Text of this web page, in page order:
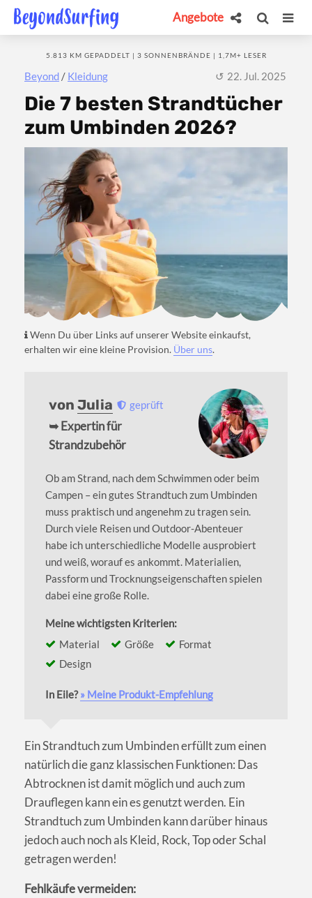
Angebote
Beyond / Kleidung
5.813 KM GEPADDELT | 3 SONNENBRÄNDE | 1,7M+ LESER
22. Jul. 2025
Die 7 besten Strandtücher
zum Umbinden 2026?
Wenn Du über Links auf unserer Website einkaufst,
erhalten wir eine kleine Provision. Über uns.
vonJulia geprüft
➥ Expertin für
Strandzubehör
Ob am Strand, nach dem Schwimmen oder beim
Campen – ein gutes Strandtuch zum Umbinden
muss praktisch und angenehm zu tragen sein.
Durch viele Reisen und Outdoor-Abenteuer
habe ich unterschiedliche Modelle ausprobiert
und weiß, worauf es ankommt. Materialien,
Passform und Trocknungseigenschaften spielen
dabei eine große Rolle.
Meine wichtigsten Kriterien:
Material
Größe
Format
Design
In Eile?» Meine Produkt-Empfehlung
Ein Strandtuch zum Umbinden erfüllt zum einen
natürlich die ganz klassischen Funktionen: Das
Abtrocknen ist damit möglich und auch zum
Drauflegen kann ein es genutzt werden. Ein
Strandtuch zum Umbinden kann darüber hinaus
jedoch auch noch als Kleid, Rock, Top oder Schal
getragen werden!
Fehlkäufe vermeiden: